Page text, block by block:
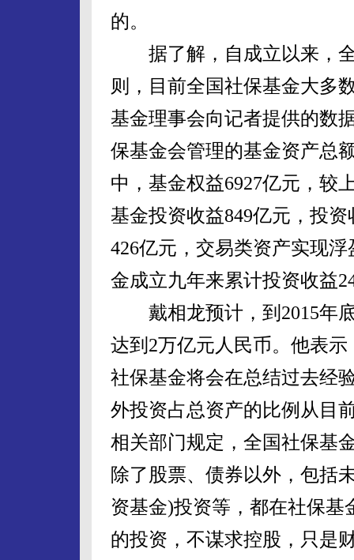
的。
据了解，自成立以来，全
则，目前全国社保基金大多
基金理事会向记者提供的数
保基金会管理的基金资产总
中，基金权益6927亿元，较
基金投资收益849亿元，投
426亿元，交易类资产实现
金成立九年来累计投资收益
戴相龙预计，到2015年底
达到2万亿元人民币。他表
社保基金将会在总结过去经
外投资占总资产的比例从目
相关部门规定，全国社保基
除了股票、债券以外，包括
资基金)投资等，都在社保基
的投资，不谋求控股，只是